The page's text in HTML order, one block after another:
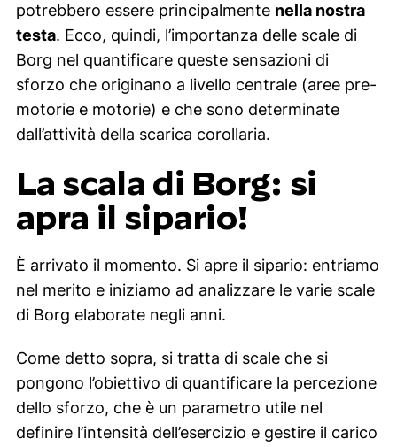
potrebbero essere principalmente nella nostra
testa. Ecco, quindi, l’importanza delle scale di
Borg nel quantificare queste sensazioni di
sforzo che originano a livello centrale (aree pre-
motorie e motorie) e che sono determinate
dall’attività della scarica corollaria.
La scala di Borg: si
apra il sipario!
È arrivato il momento. Si apre il sipario: entriamo
nel merito e iniziamo ad analizzare le varie scale
di Borg elaborate negli anni.
Come detto sopra, si tratta di scale che si
pongono l’obiettivo di quantificare la percezione
dello sforzo, che è un parametro utile nel
definire l’intensità dell’esercizio e gestire il carico